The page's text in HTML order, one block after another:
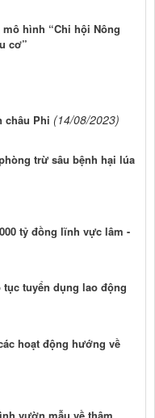
mô hình “Chi hội Nông
cơ”
châu Phi (14/08/2023)
trừ sâu bệnh hại lúa
tỷ đồng lĩnh vực lâm -
tục tuyển dụng lao động
hoạt động hướng về